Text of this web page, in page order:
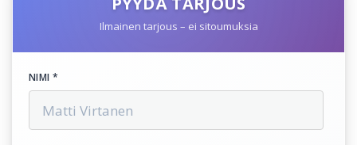
Ilmainen tarjous – ei sitoumuksia
NIMI *